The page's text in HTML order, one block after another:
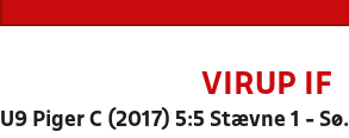
VIRUP IF
U9 Piger C (2017) 5:5 Stævne 1 -